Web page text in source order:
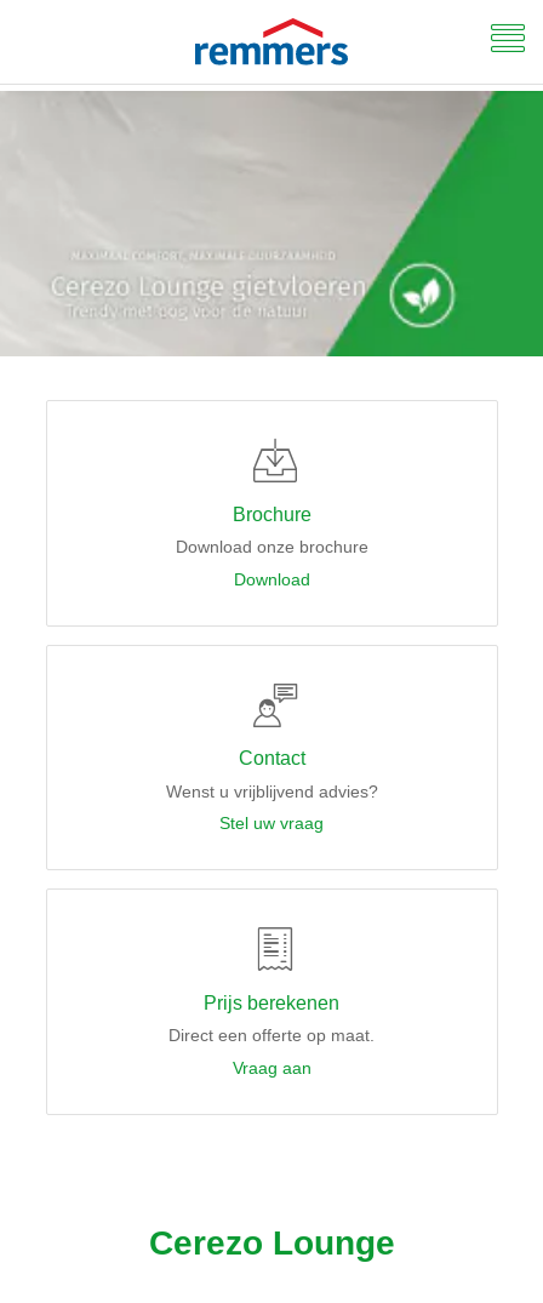
Brochure
Download onze brochure
Download
Contact
Wenst u vrijblijvend advies?
Stel uw vraag
Prijs berekenen
Direct een offerte op maat.
Vraag aan
Cerezo Lounge